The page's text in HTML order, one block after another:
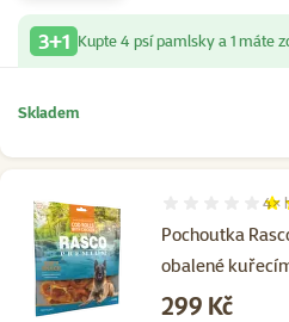
3+1 Kupte 4 psí pamlsky a 1 máte
Skladem
Pochoutka
obalené
Hodnocení 4×
Cena
299 Kč